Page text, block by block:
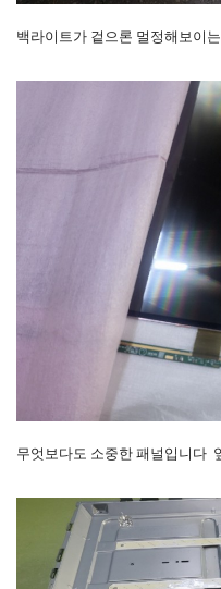
백라이트가 겉으론 멀정해보이
무엇보다도 소중한 패널입니다